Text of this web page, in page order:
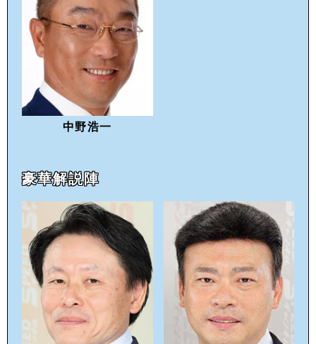
中野浩一
豪華解説陣